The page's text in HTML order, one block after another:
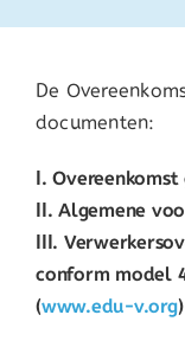
De
documenten:
I.
II. Algemene
III.
conform model
(www.edu-v.org)